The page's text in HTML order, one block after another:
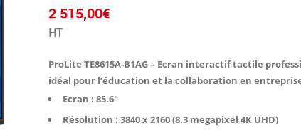
2 515,00€
HT
ProLite TE8615A-B1AG – Ecran interactif tactile
idéal pour l’éducation et la collaboration en
Ecran : 85.6″
Résolution : 3840 x 2160 (8.3 megapixel 4K UHD)